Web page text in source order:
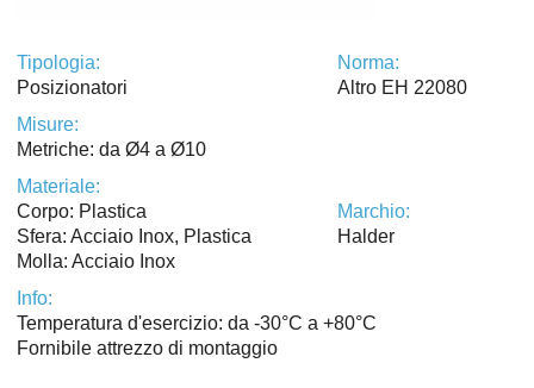
Tipologia:
Posizionatori
Norma:
Altro EH 22080
Misure:
Metriche: da Ø4 a Ø10
Materiale:
Corpo: Plastica
Sfera: Acciaio Inox, Plastica
Molla: Acciaio Inox
Marchio:
Halder
Info:
Temperatura d'esercizio: da -30°C a +80°C
Fornibile attrezzo di montaggio